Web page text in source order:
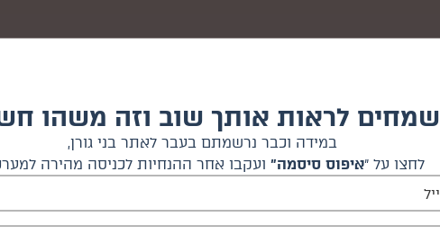
שמחים לראות אותך שוב וזה משהו
במידה וכבר נרשמתם בעבר לאתר בני גורן,
לחצו על ״איפוס סיסמה״ ועקבו אחר ההנחיות לכניסה מהירה